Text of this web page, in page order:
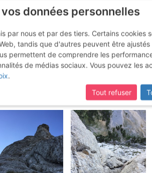
Gémeaux
données personnelles
par nous et par des tiers. Certains cookies
tandis que d'autres peuvent être ajustés
permettent de comprendre les
de médias sociaux. Vous pouvez les
.
Tout refuser